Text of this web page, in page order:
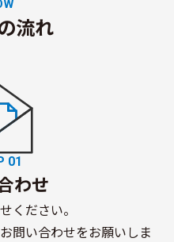
流れ
01
わせ
ください。
問い合わせをお願いしま